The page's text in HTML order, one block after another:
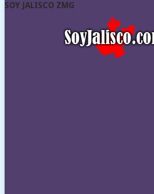
SOY JALISCO ZMG